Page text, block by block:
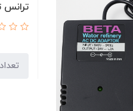
تعداد